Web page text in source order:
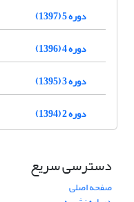
دوره 5 (1397)
دوره 4 (1396)
دوره 3 (1395)
دوره 2 (1394)
دسترسی سریع
صفحه اصلی